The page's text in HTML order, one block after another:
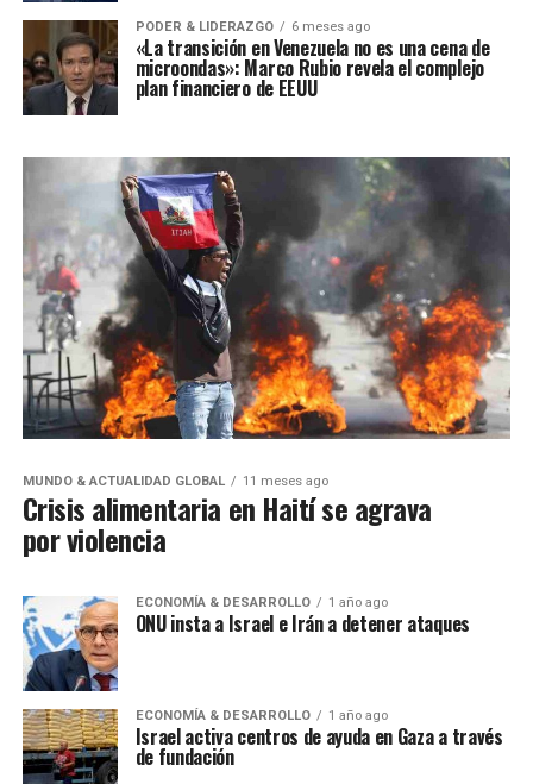
PODER & LIDERAZGO 6 meses ago
«La transición en Venezuela no es una cena de
microondas»: Marco Rubio revela el complejo
plan financiero de EEUU
MUNDO & ACTUALIDAD GLOBAL 11 meses ago
Crisis alimentaria en Haití se agrava
por violencia
ECONOMÍA & DESARROLLO 1 año ago
ONU insta a Israel e Irán a detener ataques
ECONOMÍA & DESARROLLO 1 año ago
Israel activa centros de ayuda en Gaza a través
de fundación